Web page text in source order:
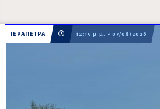
ΙΕΡΑΠΕΤΡΑ 12:15 μ.μ. - 07/08/2026